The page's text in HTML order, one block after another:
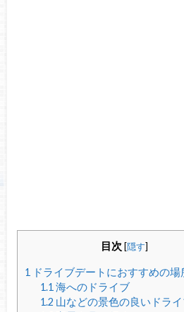
目次 [隠す]
1ドライブデートにおすすめの場
1.1海へのドライブ
1.2 山などの景色の良いドラ